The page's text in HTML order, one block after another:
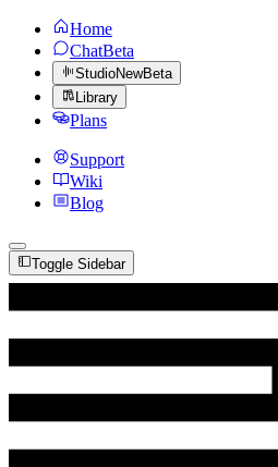
Home
ChatBeta
StudioNewBeta
Library
Plans
Support
Wiki
Blog
Toggle Sidebar